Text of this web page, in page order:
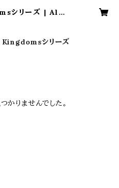
シリーズ | Alex
シリーズ
かりませんでした。